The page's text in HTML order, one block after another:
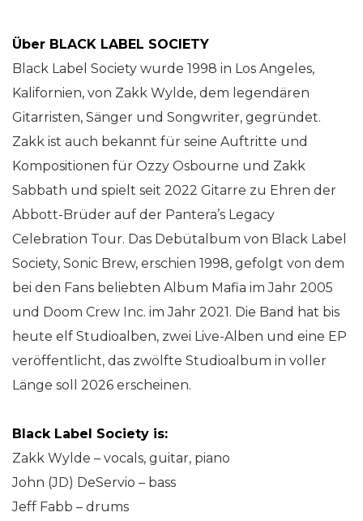
Über BLACK LABEL SOCIETY
Black Label Society wurde 1998 in Los Angeles,
Kalifornien, von Zakk Wylde, dem legendären
Gitarristen, Sänger und Songwriter, gegründet.
Zakk ist auch bekannt für seine Auftritte und
Kompositionen für Ozzy Osbourne und Zakk
Sabbath und spielt seit 2022 Gitarre zu Ehren der
Abbott-Brüder auf der Pantera’s Legacy
Celebration Tour. Das Debütalbum von Black Label
Society, Sonic Brew, erschien 1998, gefolgt von dem
bei den Fans beliebten Album Mafia im Jahr 2005
und Doom Crew Inc. im Jahr 2021. Die Band hat bis
heute elf Studioalben, zwei Live-Alben und eine EP
veröffentlicht, das zwölfte Studioalbum in voller
Länge soll 2026 erscheinen.
Black Label Society is:
Zakk Wylde – vocals, guitar, piano
John (JD) DeServio – bass
Jeff Fabb – drums